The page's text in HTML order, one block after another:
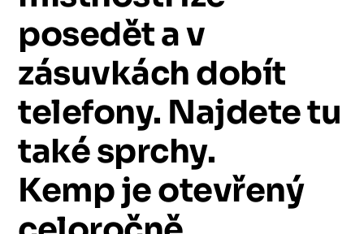
posedětav
zásuvkáchdobít
telefony. Najdetetu
takésprchy.
Kempjeotevřený